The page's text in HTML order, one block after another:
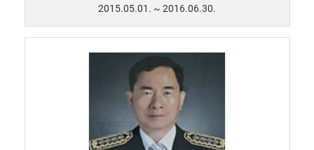
2015.05.01. ~ 2016.06.30.